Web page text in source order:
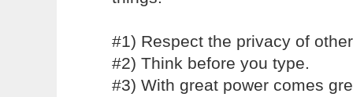
#1) Respect the privacy of
#2) Think before you type.
#3) With great power comes